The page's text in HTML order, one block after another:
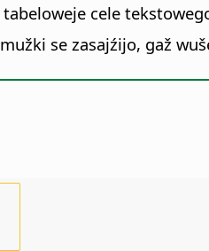
cele
se zasajźijo, gaž